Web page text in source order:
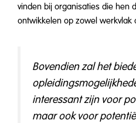
vinden bij organisaties die hen
ontwikkelen op zowel werkvlak
Bovendien zal het
interessant zijn voor
maar ook voor